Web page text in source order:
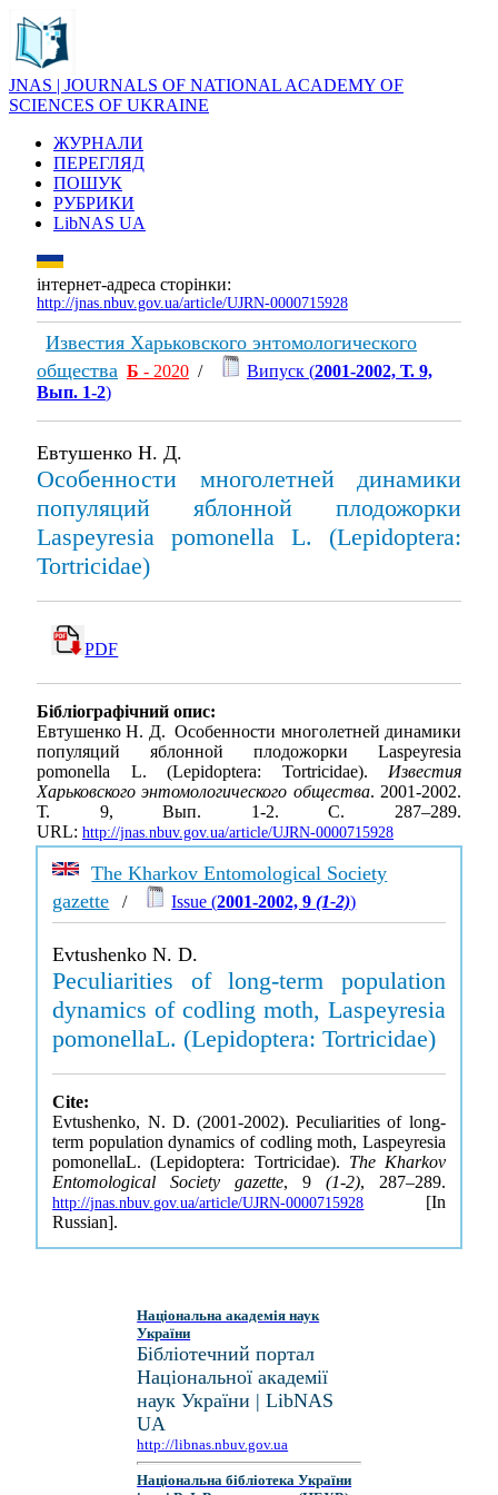
JNAS | JOURNALS OF NATIONAL ACADEMY OF
SCIENCES OF UKRAINE
ЖУРНАЛИ
ПЕРЕГЛЯД
ПОШУК
РУБРИКИ
LibNAS UA
інтернет-адреса сторінки:
http://jnas.nbuv.gov.ua/article/UJRN-0000715928
Известия Харьковского энтомологического
общества Б - 2020 / Випуск (2001-2002, Т. 9,
Вып. 1-2)
Евтушенко Н. Д.
Особенности многолетней динамики
популяций яблонной плодожорки
Laspeyresia pomonella L. (Lepidoptera:
Tortricidae)
PDF
Бібліографічний опис:
Евтушенко Н. Д. Особенности многолетней динамики
популяций яблонной плодожорки Laspeyresia
pomonella L. (Lepidoptera: Tortricidae). Известия
Харьковского энтомологического общества. 2001-2002.
Т. 9, Вып. 1-2. С. 287–289.
URL: http://jnas.nbuv.gov.ua/article/UJRN-0000715928
The Kharkov Entomological Society
gazette / Issue (2001-2002, 9(1-2))
Evtushenko N. D.
Peculiarities of long-term population
dynamics of codling moth, Laspeyresia
pomonellaL. (Lepidoptera: Tortricidae)
Cite:
Evtushenko, N. D. (2001-2002). Peculiarities of long-
term population dynamics of codling moth, Laspeyresia
pomonellaL. (Lepidoptera: Tortricidae). The Kharkov
Entomological Society gazette, 9 (1-2), 287–289.
http://jnas.nbuv.gov.ua/article/UJRN-0000715928 [In
Russian].
Національна академія наук
України
Бібліотечний портал
Національної академії
наук України | LibNAS
UA
http://libnas.nbuv.gov.ua
Національна бібліотека України